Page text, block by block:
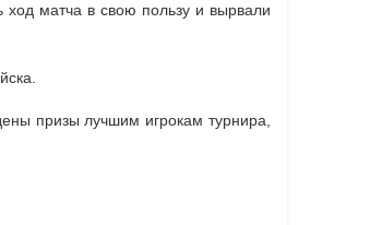
матча в свою пользу и вырвали
призы лучшим игрокам турнира,